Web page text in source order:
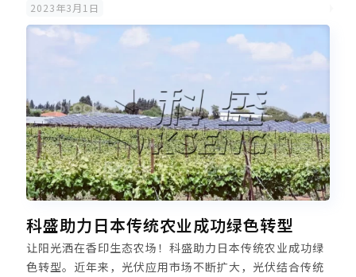
2023年3月1日
科盛助力日本传统农业成功绿色转型
让阳光洒在香印生态农场！科盛助力日本传统农业成功绿
色转型。近年来，光伏应用市场不断扩大，光伏结合传统